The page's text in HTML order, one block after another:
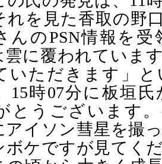
れを見た香取の野
んのPSN情報を
雲に覆われていま
いただきます」
15時07分に板垣
とうございます
アイソン彗星を撮
ボケですが見てく